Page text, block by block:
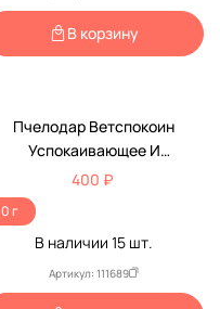
В корзину
По Рецепту
Пчелодар Ветспокоин
Успокаивающее И
Противорвотное Средство
400 ₽
0 г
В наличии 15 шт.
Артикул: 111689